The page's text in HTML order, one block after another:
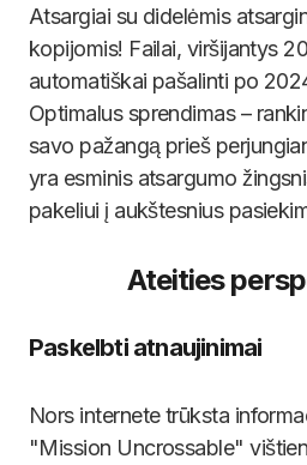
Atsargiai su didelėmis
kopijomis! Failai, viršijantys
automatiškai pašalinti po
Optimalus sprendimas –
savo pažangą prieš
yra esminis atsargumo
pakeliui į aukštesnius
Ateities
Paskelbti atnaujinimai
Nors internete trūksta
"Mission Uncrossable"